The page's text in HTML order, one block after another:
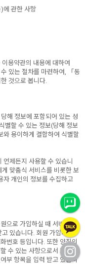
에 관한 사항
용약관의 내용에 대하여
있는 절차를 마련하여, 「동
것으로 봅니다.
해 정보에 포함되어 있는 성
별할 수 있는 정보(당해 정보
와 용이하게 결합하여 식별할
언제든지 사용할 수 있습니
맞춤식 서비스를 비롯한 보
자 개인의 정보를 수집하고
으로 가입하실 때 서비스 제
있습니다. 회원 가입시에
번호 등입니다. 또한 양질의
수 있는 사항으로서 회사주
부 항목을 입력 받고 있습니